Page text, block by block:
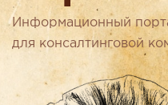
Информационный
для консалтинговой